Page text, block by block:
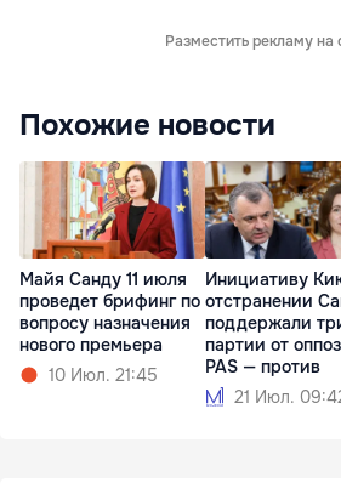
Разместить рекламу на
Похожие новости
Майя Санду 11 июля
проведет брифинг по
вопросу назначения
нового премьера
10 Июл. 21:45
Инициативу
отстранении
поддержали
партии от
PAS — против
21 Июл.